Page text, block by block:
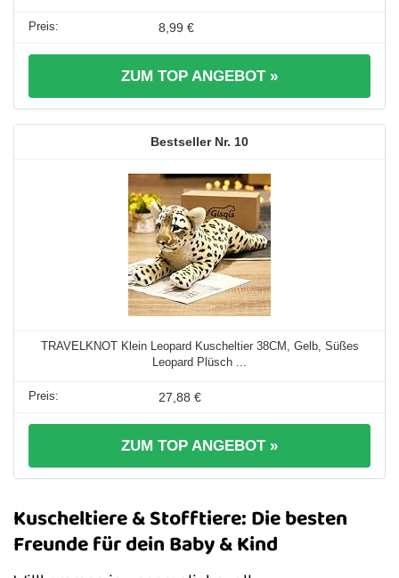
8,99 €
ZUM TOP ANGEBOT »
10
TRAVELKNOT Klein Leopard Kuscheltier 38CM, Gelb, Süßes
Leopard Plüsch ...
27,88 €
ZUM TOP ANGEBOT »
Kuscheltiere & Stofftiere: Die besten
Freunde für dein Baby & Kind